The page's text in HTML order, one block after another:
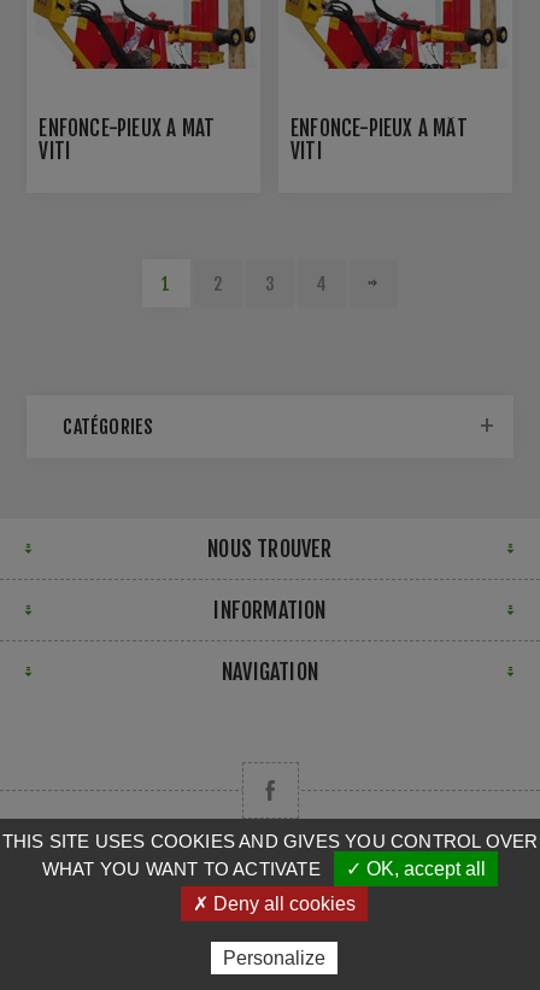
ENFONCE-PIEUX À MAT
VITI
ENFONCE-PIEUX À MÂT
VITI
1 2 3 4
CATÉGORIES
NOUS TROUVER
INFORMATION
NAVIGATION
Copyright © 2026 CAMPA. Tous droits réservés.
Powered by nopCommerce
THIS SITE USES COOKIES AND GIVES YOU CONTROL OVER
WHAT YOU WANT TO ACTIVATE
✓ OK, accept all
✗ Deny all cookies
Personalize